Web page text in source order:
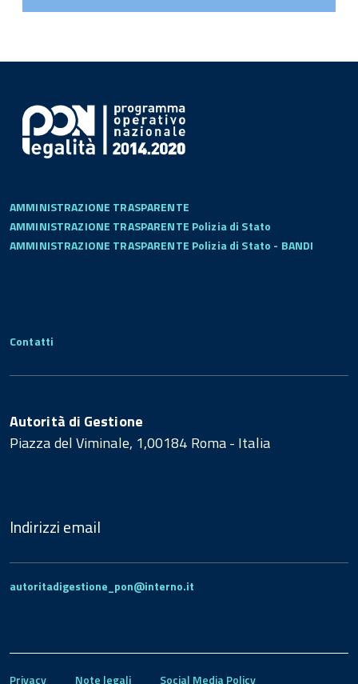
AMMINISTRAZIONE TRASPARENTE
AMMINISTRAZIONE TRASPARENTE Polizia di Stato
AMMINISTRAZIONE TRASPARENTE Polizia di Stato - BANDI
Contatti
Autorità di Gestione
Piazza del Viminale, 1,00184 Roma - Italia
Indirizzi email
autoritadigestione_pon@interno.it
Privacy Note legali Social Media Policy